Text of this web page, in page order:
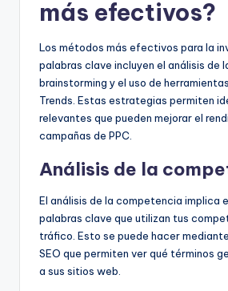
más efectivos?
Los métodos más efectivos para la
palabras clave incluyen el análisis de
brainstorming y el uso de
Trends. Estas estrategias permiten
relevantes que pueden mejorar el
campañas de PPC.
Análisis de la
El análisis de la competencia implica
palabras clave que utilizan tus
tráfico. Esto se puede hacer
SEO que permiten ver qué términos
a sus sitios web.